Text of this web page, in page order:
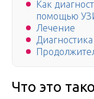
Как
помощью
Лечение
Диагностика
Что это